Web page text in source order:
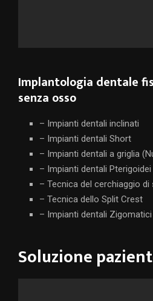
Implantologia dentale
senza osso
– Impianti dentali inclinati
– Impianti dentali Short
– Impianti dentali a griglia
– Impianti dentali Pterigoidei
– Tecnica del cerchiaggio
– Tecnica dello Split Crest
– Impianti dentali Zigomatici
Soluzione